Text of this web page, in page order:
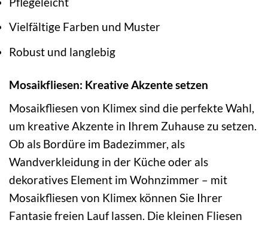
Vielfältige Farben und Muster
Robust und langlebig
Mosaikfliesen: Kreative Akzente setzen
Mosaikfliesen von Klimex sind die perfekte Wahl,
um kreative Akzente in Ihrem Zuhause zu setzen.
Ob als Bordüre im Badezimmer, als
Wandverkleidung in der Küche oder als
dekoratives Element im Wohnzimmer – mit
Mosaikfliesen von Klimex können Sie Ihrer
Fantasie freien Lauf lassen. Die kleinen Fliesen